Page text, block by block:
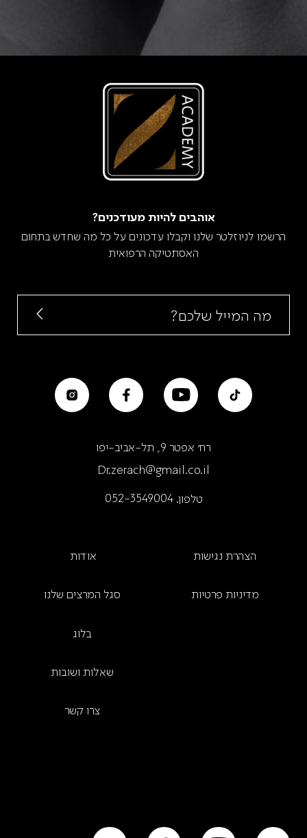
אוהבים להיות מעודכנים?
הרשמו לניוזלטר שלנו וקבלו עדכונים על כל מה שחדש בתחום
האסתטיקה הרפואית
רח׳ אפטר 9, תל-אביב-יפו
Dr.zerach@gmail.co.il
טלפון.052-3549004
הצהרת נגישות
מדיניות פרטיות
אודות
סגל המרצים שלנו
בלוג
שאלות ושובות
צרו קשר